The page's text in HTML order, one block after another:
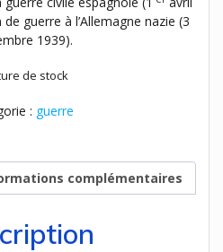
guerre à l’Allemagne nazie (3
1939).
de stock
: guerre
complémentaires